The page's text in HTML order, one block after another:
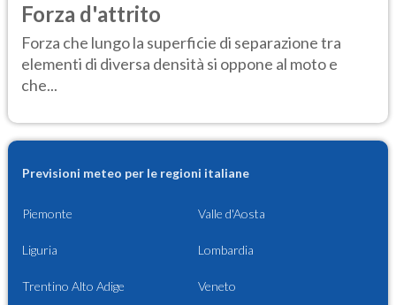
Forza d'attrito
Forza che lungo la superficie di separazione tra
elementi di diversa densità si oppone al moto e
che...
Previsioni meteo per le regioni italiane
Piemonte Valle d'Aosta
Liguria Lombardia
Trentino Alto Adige Veneto